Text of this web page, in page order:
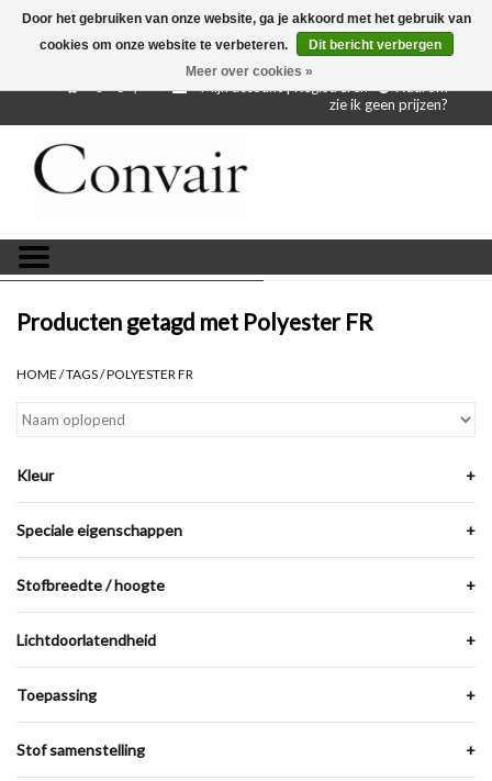
Gratis verzending bij aankoop vanaf € 250,-
Gratis
0 - €--,--
Mijn account | Registreren
Waarom
zie ik geen prijzen?
Stoffen per meter
Blog
Producten getagd met Polyester FR
HOME /TAGS/POLYESTER FR
Kleur +
Speciale eigenschappen +
Stofbreedte / hoogte +
Lichtdoorlatendheid +
Toepassing +
Stof samenstelling +
Door het gebruiken van onze website, ga je akkoord met het gebruik van
cookies om onze website te verbeteren.
Dit bericht verbergen
Meer over cookies »